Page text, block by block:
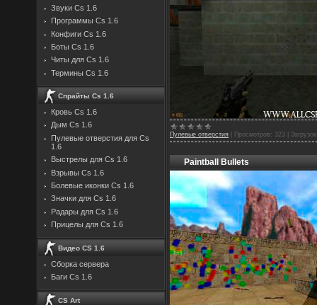
Звуки Cs 1.6
Программы Cs 1.6
Конфиги Cs 1.6
Боты Cs 1.6
Читы для Cs 1.6
Термины Cs 1.6
Спрайты Cs 1.6
Кровь Cs 1.6
Дым Cs 1.6
Пулевые отверстия для Cs
1.6
Выстрелы для Cs 1.6
Взрывы Cs 1.6
Болевые иконки Cs 1.6
Значки для Cs 1.6
Радары для Cs 1.6
Прицелы для Cs 1.6
Видео CS 1.6
Сборка сервера
Баги Cs 1.6
CS Art
Пулевые отверстия Просмотров: 323
Paintball Bullets